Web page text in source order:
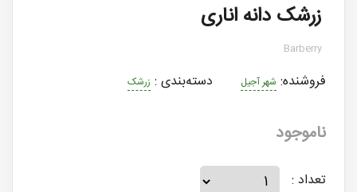
زرشک دانه اناری
Barberry
فروشنده: شهر آجیل دسته‌بندی : زرشک
ناموجود
تعداد :